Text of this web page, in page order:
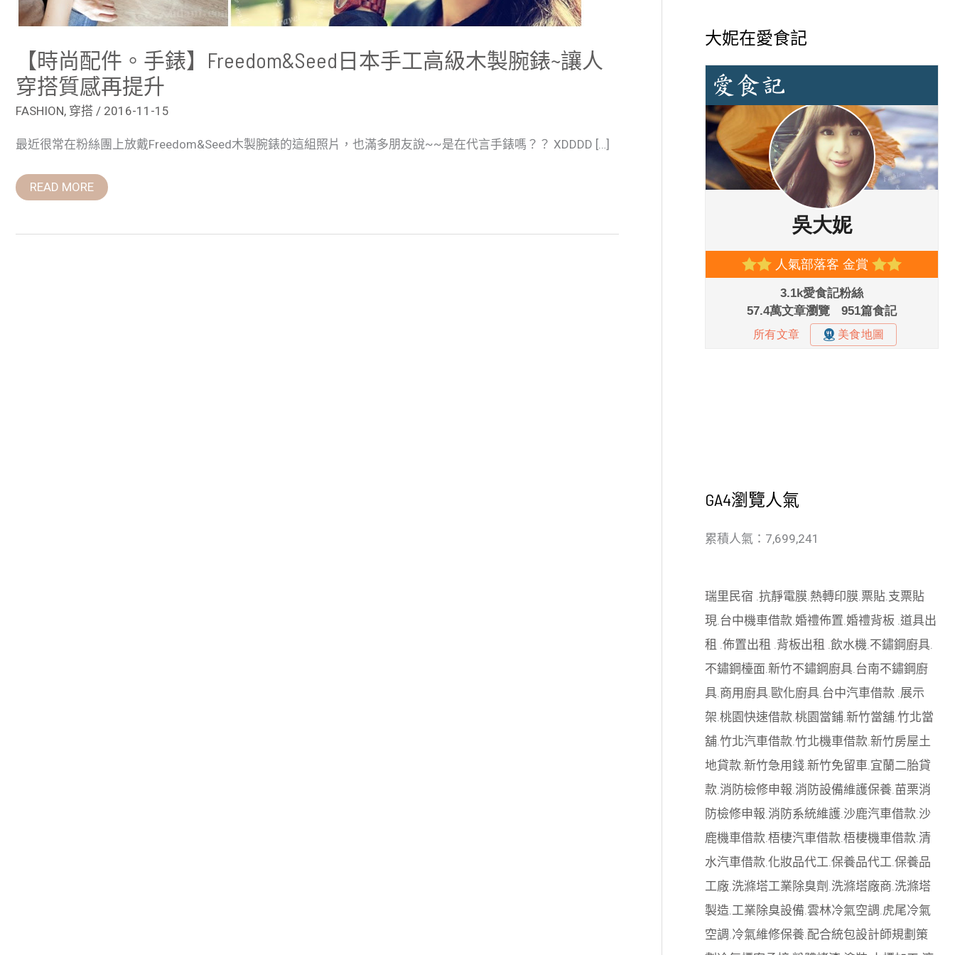
【時尚配件。手錶】Freedom&Seed日本手工高級木製腕錶~讓人
穿搭質感再提升
FASHION, 穿搭 / 2016-11-15
最近很常在粉絲團上放戴Freedom&Seed木製腕錶的這組照片，也滿多朋友說~~是在代言手錶嗎？？ XDDDD […]
READ MORE
大妮在愛食記
GA4瀏覽人氣
累積人氣：7,699,241
瑞里民宿 .抗靜電膜.熱轉印膜.票貼.支票貼
現.台中機車借款.婚禮佈置.婚禮背板 .道具出
租 .佈置出租 .背板出租 .飲水機.不鏽鋼廚具.
不鏽鋼檯面.新竹不鏽鋼廚具.台南不鏽鋼廚
具.商用廚具.歐化廚具.台中汽車借款 .展示
架.桃園快速借款.桃園當鋪.新竹當舖.竹北當
舖.竹北汽車借款.竹北機車借款.新竹房屋土
地貸款.新竹急用錢.新竹免留車.宜蘭二胎貸
款.消防檢修申報.消防設備維護保養.苗栗消
防檢修申報.消防系統維護.沙鹿汽車借款.沙
鹿機車借款.梧棲汽車借款.梧棲機車借款.清
水汽車借款.化妝品代工.保養品代工.保養品
工廠.洗滌塔工業除臭劑 .洗滌塔廠商.洗滌塔
製造.工業除臭設備.雲林冷氣空調.虎尾冷氣
空調.冷氣維修保養.配合統包設計師規劃策